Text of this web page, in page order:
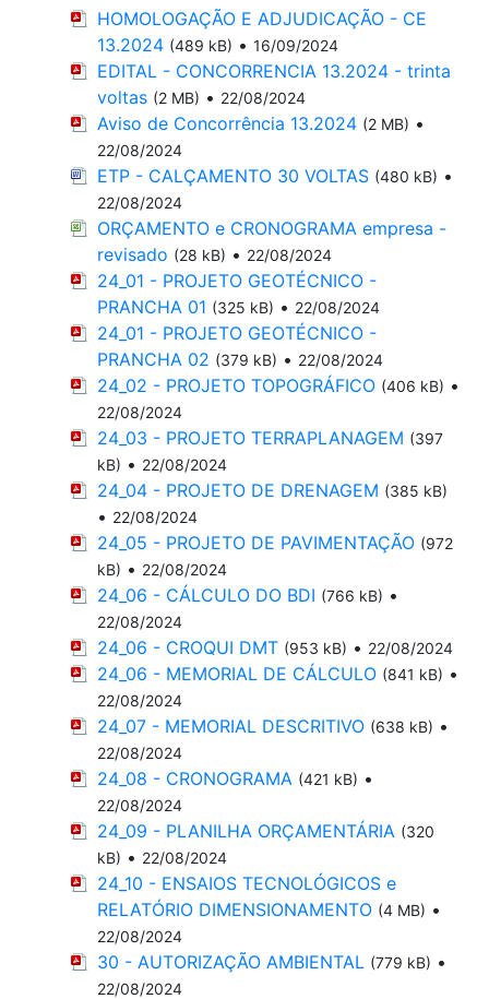
HOMOLOGAÇÃO E ADJUDICAÇÃO - CE
13.2024 (489 kB) • 16/09/2024
EDITAL - CONCORRENCIA 13.2024 - trinta
voltas (2 MB) • 22/08/2024
Aviso de Concorrência 13.2024 (2 MB) •
22/08/2024
ETP - CALÇAMENTO 30 VOLTAS (480 kB) •
22/08/2024
ORÇAMENTO e CRONOGRAMA empresa -
revisado (28 kB) • 22/08/2024
24_01 - PROJETO GEOTÉCNICO -
PRANCHA 01 (325 kB) • 22/08/2024
24_01 - PROJETO GEOTÉCNICO -
PRANCHA 02 (379 kB) • 22/08/2024
24_02 - PROJETO TOPOGRÁFICO (406 kB) •
22/08/2024
24_03 - PROJETO TERRAPLANAGEM (397
kB) • 22/08/2024
24_04 - PROJETO DE DRENAGEM (385 kB)
• 22/08/2024
24_05 - PROJETO DE PAVIMENTAÇÃO (972
kB) • 22/08/2024
24_06 - CÁLCULO DO BDI (766 kB) •
22/08/2024
24_06 - CROQUI DMT (953 kB) • 22/08/2024
24_06 - MEMORIAL DE CÁLCULO (841 kB) •
22/08/2024
24_07 - MEMORIAL DESCRITIVO (638 kB) •
22/08/2024
24_08 - CRONOGRAMA (421 kB) •
22/08/2024
24_09 - PLANILHA ORÇAMENTÁRIA (320
kB) • 22/08/2024
24_10 - ENSAIOS TECNOLÓGICOS e
RELATÓRIO DIMENSIONAMENTO (4 MB) •
22/08/2024
30 - AUTORIZAÇÃO AMBIENTAL (779 kB) •
22/08/2024